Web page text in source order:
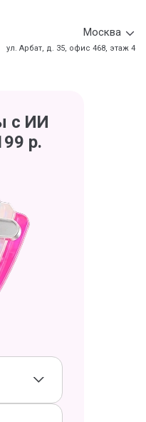
Москва
ул. Арбат, д. 35, офис 468, этаж 4
с ИИ
р.